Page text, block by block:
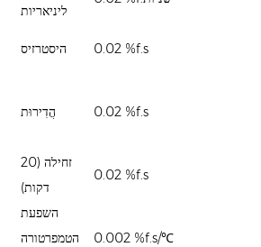
ליניאריות
היסטרזיס 0.02 %f.s
הֲדִירוּת 0.02 %f.s
זחילה (20
דקות)
0.02 %f.s
השפעת
הטמפרטורה
0.002 %f.s/℃